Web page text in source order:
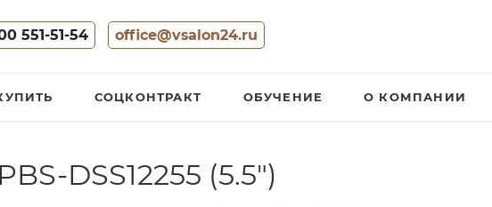
551-51-54 office@vsalon24.ru
СОЦКОНТРАКТ ОБУЧЕНИЕ О КОМПАНИИ
DSS12255 (5.5")